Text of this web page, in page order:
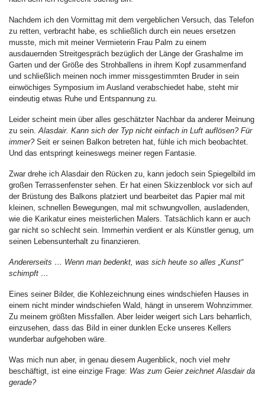
Nachdem ich den Vormittag mit dem vergeblichen Versuch, das Telefon
zu retten, verbracht habe, es schließlich durch ein neues ersetzen
musste, mich mit meiner Vermieterin Frau Palm zu einem
ausdauernden Streitgespräch bezüglich der Länge der Grashalme im
Garten und der Größe des Strohballens in ihrem Kopf zusammenfand
und schließlich meinen noch immer missgestimmten Bruder in sein
einwöchiges Symposium im Ausland verabschiedet habe, steht mir
eindeutig etwas Ruhe und Entspannung zu.
Leider scheint mein über alles geschätzter Nachbar da anderer Meinung
zu sein.Alasdair. Kann sich der Typ nicht einfach in Luft auflösen? Für
immer? Seit er seinen Balkon betreten hat, fühle ich mich beobachtet.
Und das entspringt keineswegs meiner regen Fantasie.
Zwar drehe ich Alasdair den Rücken zu, kann jedoch sein Spiegelbild im
großen Terrassenfenster sehen. Er hat einen Skizzenblock vor sich auf
der Brüstung des Balkons platziert und bearbeitet das Papier mal mit
kleinen, schnellen Bewegungen, mal mit schwungvollen, ausladenden,
wie die Karikatur eines meisterlichen Malers. Tatsächlich kann er auch
gar nicht so schlecht sein. Immerhin verdient er als Künstler genug, um
seinen Lebensunterhalt zu finanzieren.
Andererseits … Wenn man bedenkt, was sich heute so alles „Kunst“
schimpft …
Eines seiner Bilder, die Kohlezeichnung eines windschiefen Hauses in
einem nicht minder windschiefen Wald, hängt in unserem Wohnzimmer.
Zu meinem größten Missfallen. Aber leider weigert sich Lars beharrlich,
einzusehen, dass das Bild in einer dunklen Ecke unseres Kellers
wunderbar aufgehoben wäre.
Was mich nun aber, in genau diesem Augenblick, noch viel mehr
beschäftigt, ist eine einzige Frage: Was zum Geier zeichnet Alasdair da
gerade?